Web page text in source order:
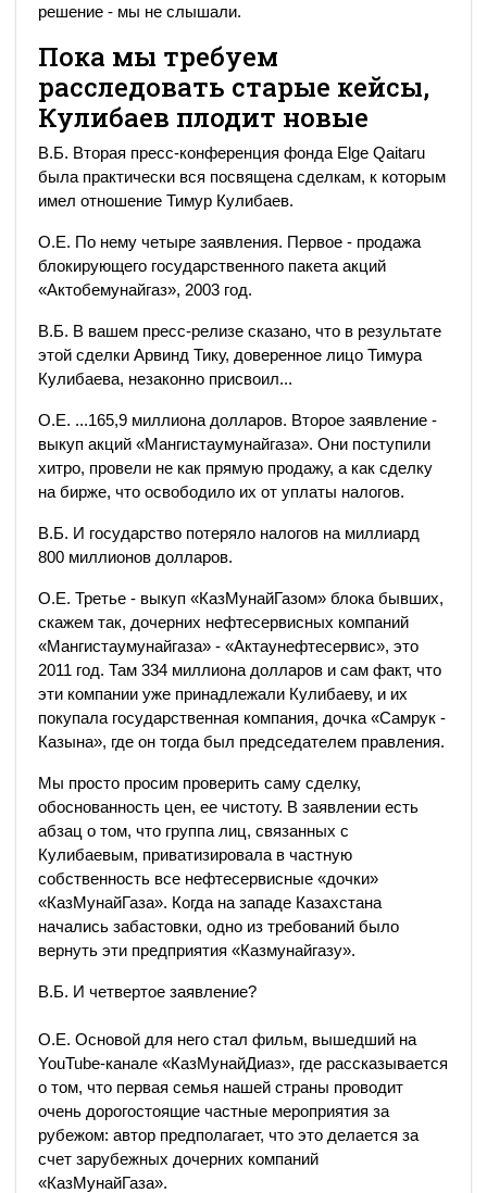
решение - мы не слышали.
Пока мы требуем
расследовать старые кейсы,
Кулибаев плодит новые
В.Б. Вторая пресс-конференция фонда Elge Qaitaru
была практически вся посвящена сделкам, к которым
имел отношение Тимур Кулибаев.
О.Е. По нему четыре заявления. Первое - продажа
блокирующего государственного пакета акций
«Актобемунайгаз», 2003 год.
В.Б. В вашем пресс-релизе сказано, что в результате
этой сделки Арвинд Тику, доверенное лицо Тимура
Кулибаева, незаконно присвоил...
О.Е. ...165,9 миллиона долларов. Второе заявление -
выкуп акций «Мангистаумунайгаза». Они поступили
хитро, провели не как прямую продажу, а как сделку
на бирже, что освободило их от уплаты налогов.
В.Б. И государство потеряло налогов на миллиард
800 миллионов долларов.
О.Е. Третье - выкуп «КазМунайГазом» блока бывших,
скажем так, дочерних нефтесервисных компаний
«Мангистаумунайгаза» - «Актаунефтесервис», это
2011 год. Там 334 миллиона долларов и сам факт, что
эти компании уже принадлежали Кулибаеву, и их
покупала государственная компания, дочка «Самрук -
Казына», где он тогда был председателем правления.
Мы просто просим проверить саму сделку,
обоснованность цен, ее чистоту. В заявлении есть
абзац о том, что группа лиц, связанных с
Кулибаевым, приватизировала в частную
собственность все нефтесервисные «дочки»
«КазМунайГаза». Когда на западе Казахстана
начались забастовки, одно из требований было
вернуть эти предприятия «Казмунайгазу».
В.Б. И четвертое заявление?
О.Е. Основой для него стал фильм, вышедший на
YouTube-канале «КазМунайДиаз», где рассказывается
о том, что первая семья нашей страны проводит
очень дорогостоящие частные мероприятия за
рубежом: автор предполагает, что это делается за
счет зарубежных дочерних компаний
«КазМунайГаза».